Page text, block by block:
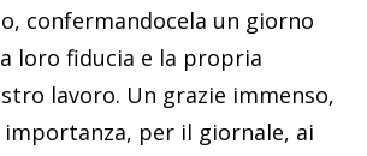
confermandocela un giorno
loro fiducia e la propria
lavoro. Un grazie immenso,
per il giornale, ai